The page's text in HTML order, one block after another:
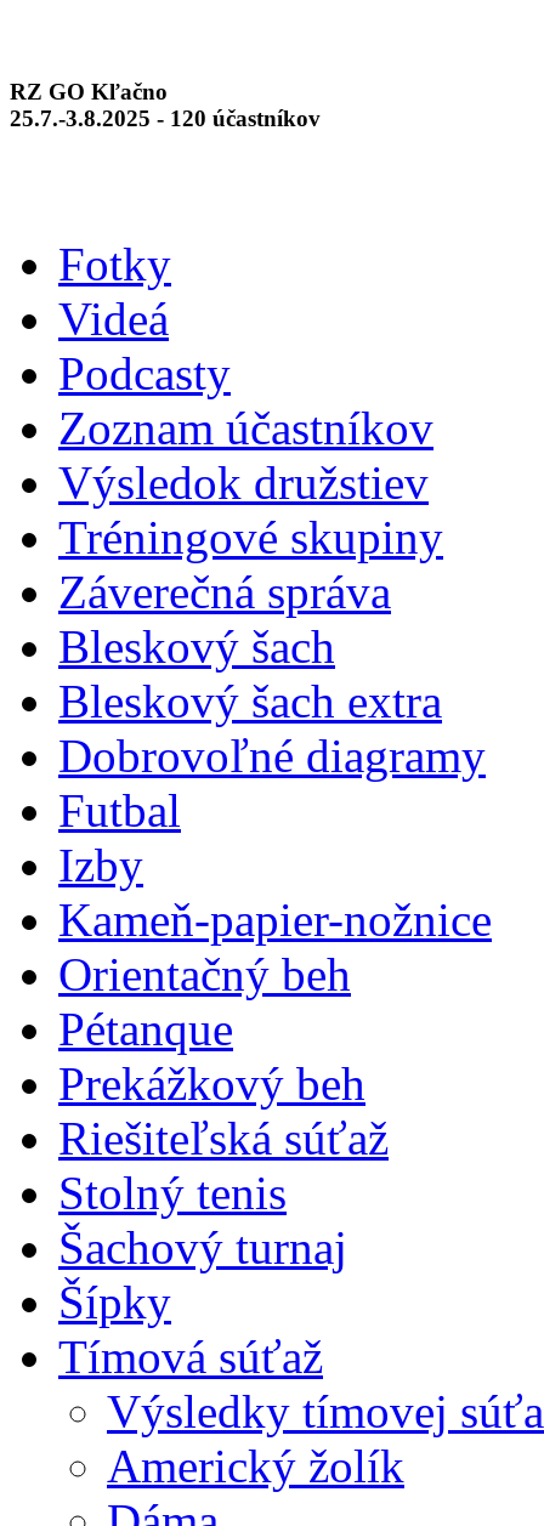
RZ GO Kľačno
25.7.-3.8.2025 - 120 účastníkov
Fotky
Videá
Podcasty
Zoznam účastníkov
Výsledok družstiev
Tréningové skupiny
Záverečná správa
Bleskový šach
Bleskový šach extra
Dobrovoľné diagramy
Futbal
Izby
Kameň-papier-nožnice
Orientačný beh
Pétanque
Prekážkový beh
Riešiteľská súťaž
Stolný tenis
Šachový turnaj
Šípky
Tímová súťaž
Výsledky tímovej
Americký žolík